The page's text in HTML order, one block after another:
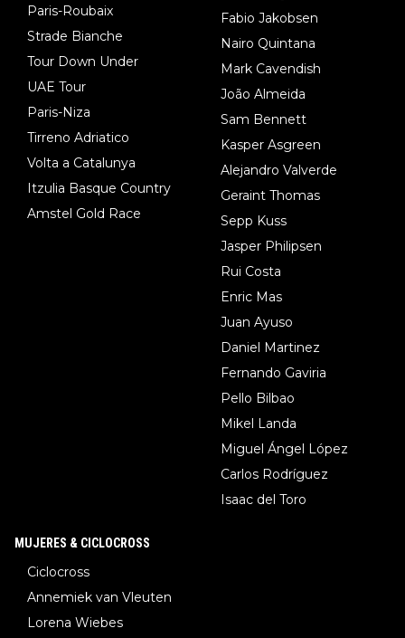
Paris-Roubaix
Strade Bianche
Tour Down Under
UAE Tour
Paris-Niza
Tirreno Adriatico
Volta a Catalunya
Itzulia Basque Country
Amstel Gold Race
Fabio Jakobsen
Nairo Quintana
Mark Cavendish
João Almeida
Sam Bennett
Kasper Asgreen
Alejandro Valverde
Geraint Thomas
Sepp Kuss
Jasper Philipsen
Rui Costa
Enric Mas
Juan Ayuso
Daniel Martinez
Fernando Gaviria
Pello Bilbao
Mikel Landa
Miguel Ángel López
Carlos Rodríguez
Isaac del Toro
MUJERES & CICLOCROSS
Ciclocross
Annemiek van Vleuten
Lorena Wiebes